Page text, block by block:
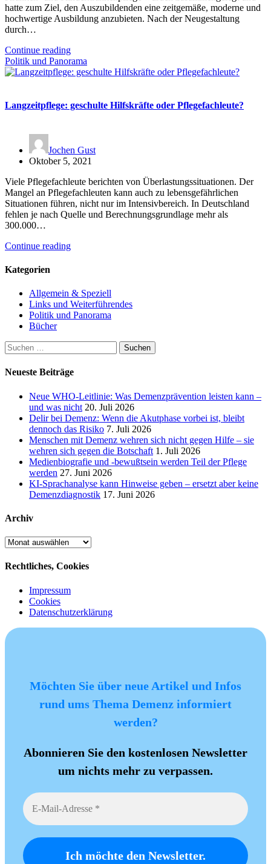
hatte zum Ziel, den Auszubildenden eine zeitgemäße, moderne und
hochwertige Ausbildung anzubieten. Nach der Neugestaltung
durch…
Continue reading
Politik und Panorama
Langzeitpflege: geschulte Hilfskräfte oder Pflegefachleute?
Jochen Gust
Oktober 5, 2021
Viele Pflegefachleute berichten von Überlastungssituationen. Der
Mangel an Pflegefachleuten kann auch zu lebensgefährlichen
Situationen führen, nicht nur im Intensivbereich. In Deutschland
fehlen je nach Quelle und Berechnungsgrundlage mehr als
300.000…
Continue reading
Kategorien
Allgemein & Speziell
Links und Weiterführendes
Politik und Panorama
Bücher
Suchen
nach:
Neueste Beiträge
Neue WHO-Leitlinie: Was Demenzprävention leisten kann –
und was nicht 20. Juli 2026
Delir bei Demenz: Wenn die Akutphase vorbei ist, bleibt
dennoch das Risiko 7. Juli 2026
Menschen mit Demenz wehren sich nicht gegen Hilfe – sie
wehren sich gegen die Botschaft 1. Juli 2026
Medienbiografie und -bewußtsein werden Teil der Pflege
werden 27. Juni 2026
KI-Sprachanalyse kann Hinweise geben – ersetzt aber keine
Demenzdiagnostik 17. Juni 2026
Archiv
Archiv
Rechtliches, Cookies
Impressum
Cookies
Datenschutzerklärung
Möchten Sie über neue Artikel und Infos
rund ums Thema Demenz informiert
werden?
Abonnieren Sie den kostenlosen Newsletter
um nichts mehr zu verpassen.